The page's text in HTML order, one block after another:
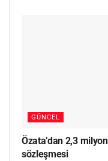
GÜNCEL
Özata’dan 2,3
sözleşmesi